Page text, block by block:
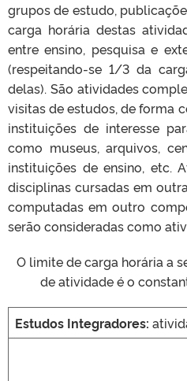
grupos de estudo,
carga horária destas
entre ensino, pesquisa e
(respeitando-se 1/3 da
delas). São atividades
visitas de estudos, de forma
instituições de interesse
como museus, arquivos,
instituições de ensino, etc.
disciplinas cursadas em
computadas em outro
serão consideradas como
O limite de carga horária a
de atividade é o
Estudos Integradores: